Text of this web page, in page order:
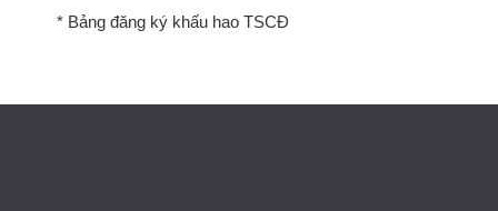
* Bảng đăng ký khấu hao TSCĐ